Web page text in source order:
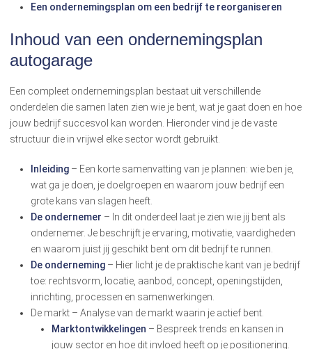
Een ondernemingsplan om een bedrijf te reorganiseren
Inhoud van een ondernemingsplan
autogarage
Een compleet ondernemingsplan bestaat uit verschillende
onderdelen die samen laten zien wie je bent, wat je gaat doen en hoe
jouw bedrijf succesvol kan worden. Hieronder vind je de vaste
structuur die in vrijwel elke sector wordt gebruikt.
Inleiding – Een korte samenvatting van je plannen: wie ben je,
wat ga je doen, je doelgroepen en waarom jouw bedrijf een
grote kans van slagen heeft.
De ondernemer – In dit onderdeel laat je zien wie jij bent als
ondernemer. Je beschrijft je ervaring, motivatie, vaardigheden
en waarom juist jij geschikt bent om dit bedrijf te runnen.
De onderneming – Hier licht je de praktische kant van je bedrijf
toe: rechtsvorm, locatie, aanbod, concept, openingstijden,
inrichting, processen en samenwerkingen.
De markt – Analyse van de markt waarin je actief bent.
Marktontwikkelingen – Bespreek trends en kansen in
jouw sector en hoe dit invloed heeft op je positionering.